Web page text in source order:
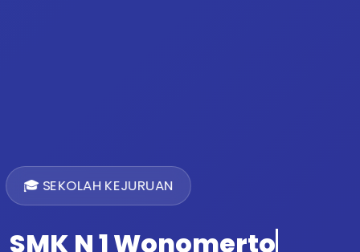
🎓 SEKOLAH KEJURUAN
SMK N 1 Wonomerto